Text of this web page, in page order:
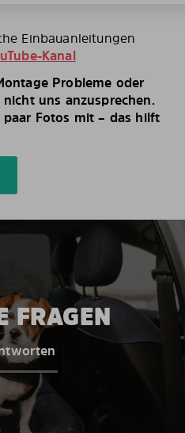
Einbauanleitungen
Kanal
Probleme oder
uns anzusprechen.
paar Fotos mit – das hilft
FRAGEN